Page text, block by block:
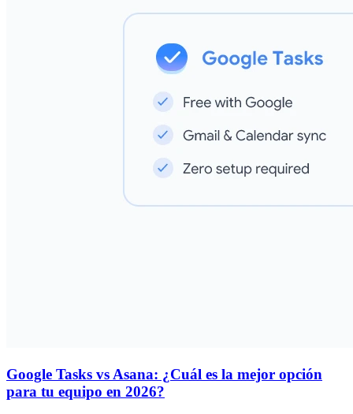
Google Tasks vs Asana: ¿Cuál es la mejor opción
para tu equipo en 2026?